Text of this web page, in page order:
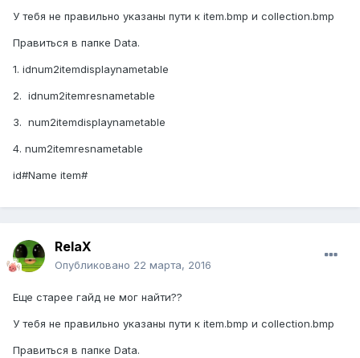
У тебя не правильно указаны пути к item.bmp и collection.bmp
Правиться в папке Data.
1. idnum2itemdisplaynametable
2. idnum2itemresnametable
3. num2itemdisplaynametable
4. num2itemresnametable
id#Name item#
RelaX
Опубликовано 22 марта, 2016
Еще старее гайд не мог найти??
У тебя не правильно указаны пути к item.bmp и collection.bmp
Правиться в папке Data.